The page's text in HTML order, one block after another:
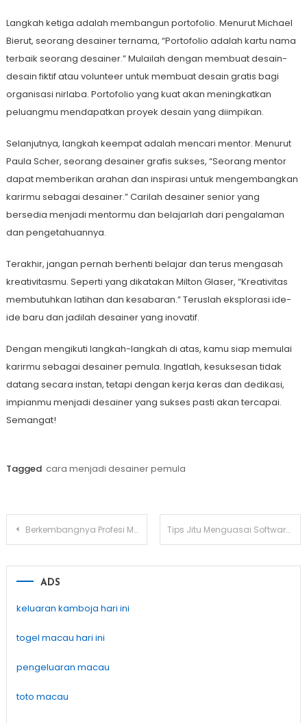
Langkah ketiga adalah membangun portofolio. Menurut Michael
Bierut, seorang desainer ternama, “Portofolio adalah kartu nama
terbaik seorang desainer.” Mulailah dengan membuat desain-
desain fiktif atau volunteer untuk membuat desain gratis bagi
organisasi nirlaba. Portofolio yang kuat akan meningkatkan
peluangmu mendapatkan proyek desain yang diimpikan.
Selanjutnya, langkah keempat adalah mencari mentor. Menurut
Paula Scher, seorang desainer grafis sukses, “Seorang mentor
dapat memberikan arahan dan inspirasi untuk mengembangkan
karirmu sebagai desainer.” Carilah desainer senior yang
bersedia menjadi mentormu dan belajarlah dari pengalaman
dan pengetahuannya.
Terakhir, jangan pernah berhenti belajar dan terus mengasah
kreativitasmu. Seperti yang dikatakan Milton Glaser, “Kreativitas
membutuhkan latihan dan kesabaran.” Teruslah eksplorasi ide-
ide baru dan jadilah desainer yang inovatif.
Dengan mengikuti langkah-langkah di atas, kamu siap memulai
karirmu sebagai desainer pemula. Ingatlah, kesuksesan tidak
datang secara instan, tetapi dengan kerja keras dan dedikasi,
impianmu menjadi desainer yang sukses pasti akan tercapai.
Semangat!
Tagged cara menjadi desainer pemula
Post
Berkembangnya Profesi Marketing Designer di Era Digital Tips Jitu Menguasai Software Desain Grafis
ADS
keluaran kamboja hari ini
togel macau hari ini
pengeluaran macau
toto macau